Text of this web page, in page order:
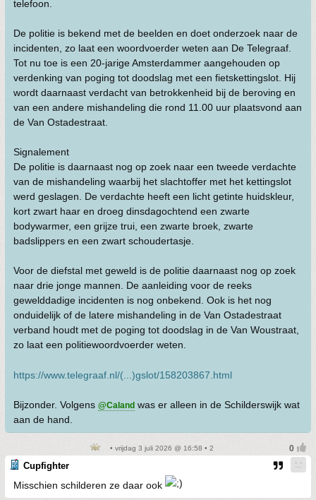
telefoon.
De politie is bekend met de beelden en doet onderzoek naar de
incidenten, zo laat een woordvoerder weten aan De Telegraaf.
Tot nu toe is een 20-jarige Amsterdammer aangehouden op
verdenking van poging tot doodslag met een fietskettingslot. Hij
wordt daarnaast verdacht van betrokkenheid bij de beroving en
van een andere mishandeling die rond 11.00 uur plaatsvond aan
de Van Ostadestraat.
Signalement
De politie is daarnaast nog op zoek naar een tweede verdachte
van de mishandeling waarbij het slachtoffer met het kettingslot
werd geslagen. De verdachte heeft een licht getinte huidskleur,
kort zwart haar en droeg dinsdagochtend een zwarte
bodywarmer, een grijze trui, een zwarte broek, zwarte
badslippers en een zwart schoudertasje.
Voor de diefstal met geweld is de politie daarnaast nog op zoek
naar drie jonge mannen. De aanleiding voor de reeks
gewelddadige incidenten is nog onbekend. Ook is het nog
onduidelijk of de latere mishandeling in de Van Ostadestraat
verband houdt met de poging tot doodslag in de Van Woustraat,
zo laat een politiewoordvoerder weten.
https://www.telegraaf.nl/(...)gslot/158203867.html
Bijzonder. Volgens @Caland was er alleen in de Schilderswijk wat
aan de hand.
• vrijdag 3 juli 2026 @ 16:58 • 2
Cupfighter
Misschien schilderen ze daar ook